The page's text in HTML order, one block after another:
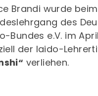
Brandi wurde beim
des
Bundes e.V. im
der Iaido-
verliehen.